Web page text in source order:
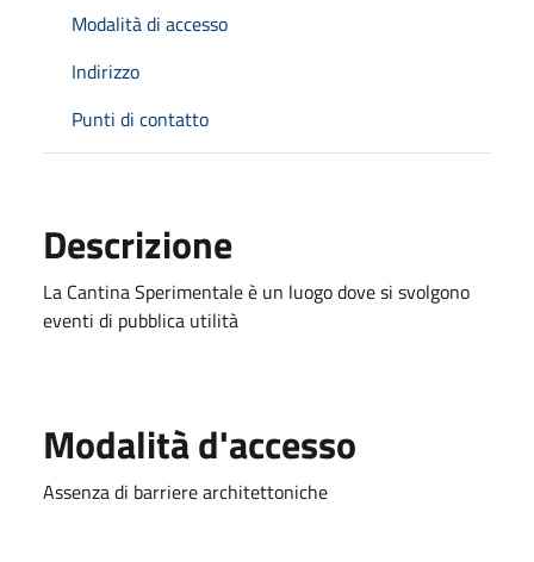
Modalità di accesso
Indirizzo
Punti di contatto
Descrizione
La Cantina Sperimentale è un luogo dove si svolgono
eventi di pubblica utilità
Modalità d'accesso
Assenza di barriere architettoniche